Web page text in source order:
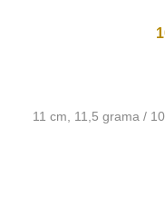
11 cm, 11,5 grama /